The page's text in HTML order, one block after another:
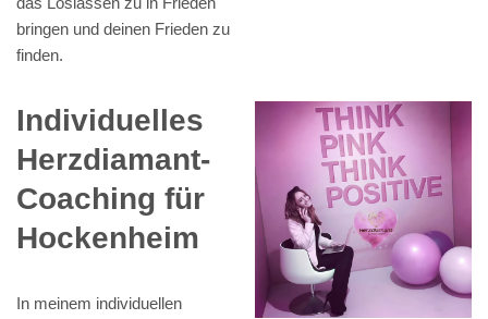
bringen und deinen Frieden zu
finden.
Individuelles
Herzdiamant-
Coaching für
Hockenheim
In meinem individuellen